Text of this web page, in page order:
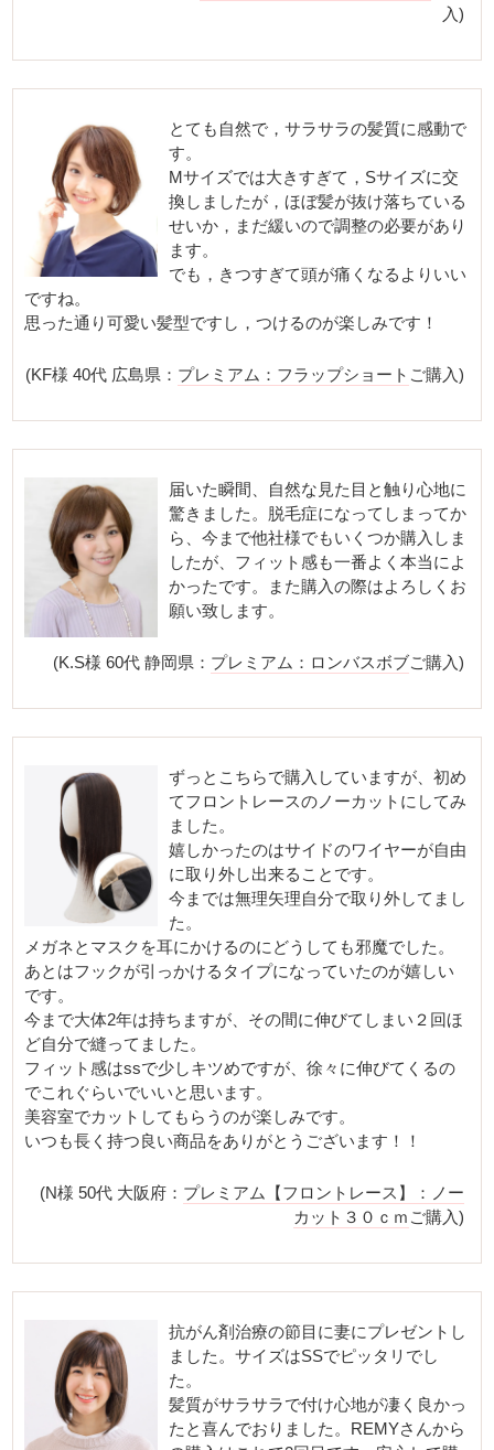
入)
とても自然で，サラサラの髪質に感動で
す。
Mサイズでは大きすぎて，Sサイズに交
換しましたが，ほぼ髪が抜け落ちている
せいか，まだ緩いので調整の必要があり
ます。
でも，きつすぎて頭が痛くなるよりいい
ですね。
思った通り可愛い髪型ですし，つけるのが楽しみです！
(KF様 40代 広島県： プレミアム：フラップショート ご購入)
届いた瞬間、自然な見た目と触り心地に
驚きました。脱毛症になってしまってか
ら、今まで他社様でもいくつか購入しま
したが、フィット感も一番よく本当によ
かったです。また購入の際はよろしくお
願い致します。
(K.S様 60代 静岡県： プレミアム：ロンバスボブご購入)
ずっとこちらで購入していますが、初め
てフロントレースのノーカットにしてみ
ました。
嬉しかったのはサイドのワイヤーが自由
に取り外し出来ることです。
今までは無理矢理自分で取り外してまし
た。
メガネとマスクを耳にかけるのにどうしても邪魔でした。
あとはフックが引っかけるタイプになっていたのが嬉しい
です。
今まで大体2年は持ちますが、その間に伸びてしまい２回ほ
ど自分で縫ってました。
フィット感はssで少しキツめですが、徐々に伸びてくるの
でこれぐらいでいいと思います。
美容室でカットしてもらうのが楽しみです。
いつも長く持つ良い商品をありがとうございます！！
(N様 50代 大阪府： プレミアム【フロントレース】：ノー
カット３０ｃｍ ご購入)
抗がん剤治療の節目に妻にプレゼントし
ました。サイズはSSでピッタリでし
た。
髪質がサラサラで付け心地が凄く良かっ
たと喜んでおりました。REMYさんから